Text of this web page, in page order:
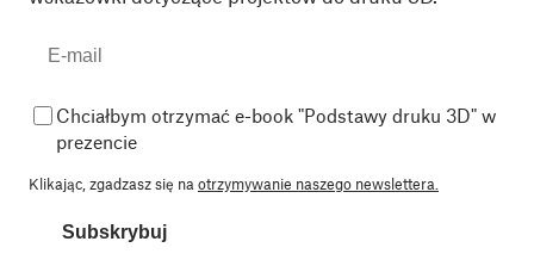
Chciałbym otrzymać e-book "Podstawy druku 3D" w
prezencie
Klikając, zgadzasz się na otrzymywanie naszego newslettera.
Subskrybuj